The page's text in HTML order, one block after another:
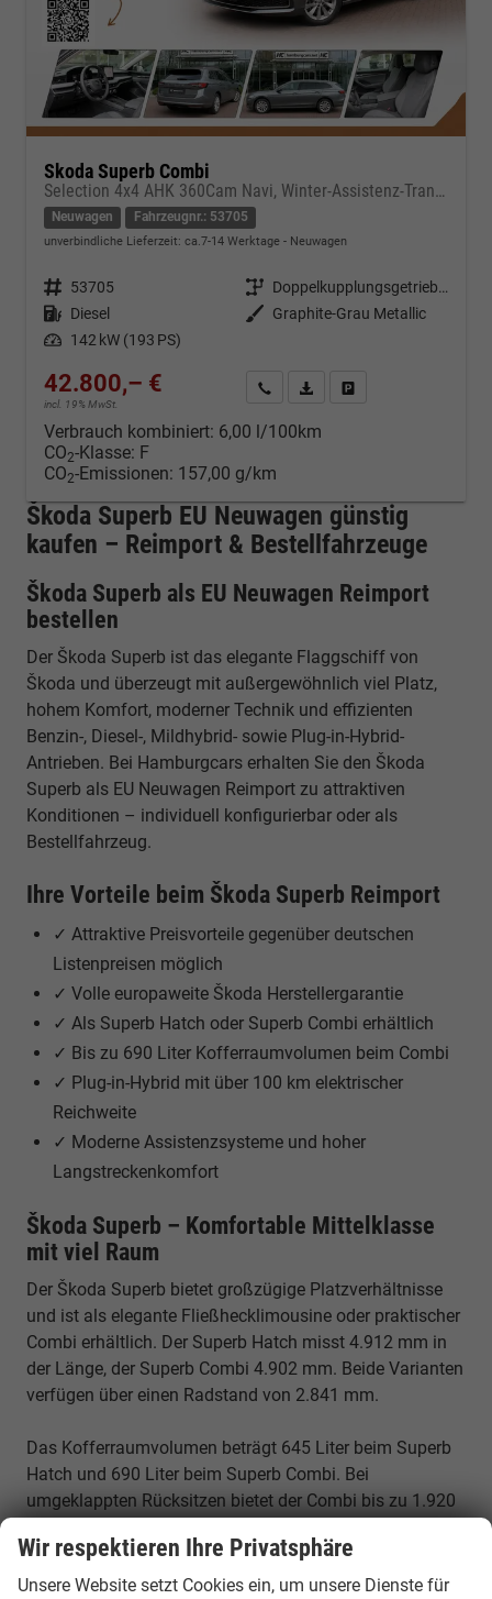
Skoda Superb Combi
Selection 4x4 AHK 360Cam Navi, Winter-Assistenz-Transportpaket
Neuwagen Fahrzeugnr.: 53705
unverbindliche Lieferzeit: ca.7-14 Werktage Neuwagen
Fahrzeugnr. 53705 Getriebe
Doppelkupplungsgetriebe (DSG)
Kraftstoff Diesel Außenfarbe
Graphite-Grau Metallic
Leistung 142 kW (193 PS)
42.800,– €
incl. 19% MwSt.
Kontakt & Angebot anfordern
PDF-Datei, Fahrzeugexposé
Verbrauch kombiniert: 6,00 l/100km
CO2-Klasse: F
CO2-Emissionen: 157,00 g/km
Škoda Superb EU Neuwagen günstig
kaufen – Reimport & Bestellfahrzeuge
Škoda Superb als EU Neuwagen Reimport
bestellen
Der Škoda Superb ist das elegante Flaggschiff von
Škoda und überzeugt mit außergewöhnlich viel Platz,
hohem Komfort, moderner Technik und effizienten
Benzin-, Diesel-, Mildhybrid- sowie Plug-in-Hybrid-
Antrieben. Bei Hamburgcars erhalten Sie den Škoda
Superb als EU Neuwagen Reimport zu attraktiven
Konditionen – individuell konfigurierbar oder als
Bestellfahrzeug.
Ihre Vorteile beim Škoda Superb Reimport
✓ Attraktive Preisvorteile gegenüber deutschen
Listenpreisen möglich
✓ Volle europaweite Škoda Herstellergarantie
✓ Als Superb Hatch oder Superb Combi erhältlich
✓ Bis zu 690 Liter Kofferraumvolumen beim Combi
✓ Plug-in-Hybrid mit über 100 km elektrischer
Reichweite
✓ Moderne Assistenzsysteme und hoher
Langstreckenkomfort
Škoda Superb – Komfortable Mittelklasse
mit viel Raum
Der Škoda Superb bietet großzügige Platzverhältnisse
und ist als elegante Fließhecklimousine oder praktischer
Combi erhältlich. Der Superb Hatch misst 4.912 mm in
der Länge, der Superb Combi 4.902 mm. Beide Varianten
verfügen über einen Radstand von 2.841 mm.
Das Kofferraumvolumen beträgt 645 Liter beim Superb
Hatch und 690 Liter beim Superb Combi. Bei
umgeklappten Rücksitzen bietet der Combi bis zu 1.920
Technische Highlights des Škoda Superb
Wir respektieren Ihre Privatsphäre
Unsere Website setzt Cookies ein, um unsere Dienste für